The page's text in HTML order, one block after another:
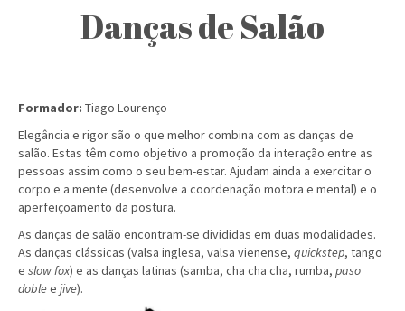
Danças de Salão
Formador: Tiago Lourenço
Elegância e rigor são o que melhor combina com as danças de
salão. Estas têm como objetivo a promoção da interação entre as
pessoas assim como o seu bem-estar. Ajudam ainda a exercitar o
corpo e a mente (desenvolve a coordenação motora e mental) e o
aperfeiçoamento da postura.
As danças de salão encontram-se divididas em duas modalidades.
As danças clássicas (valsa inglesa, valsa vienense, quickstep, tango
e slow fox) e as danças latinas (samba, cha cha cha, rumba, paso
doblee jive).